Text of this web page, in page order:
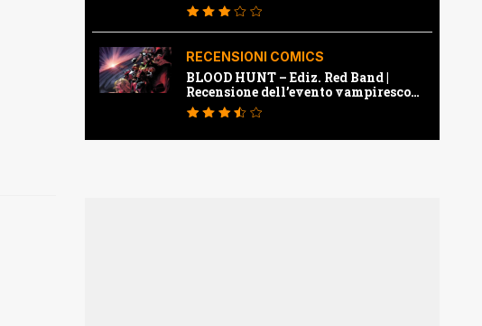
RECENSIONI COMICS
BLOOD HUNT – Ediz. Red Band |
Recensione dell’evento vampiresco
della Marvel